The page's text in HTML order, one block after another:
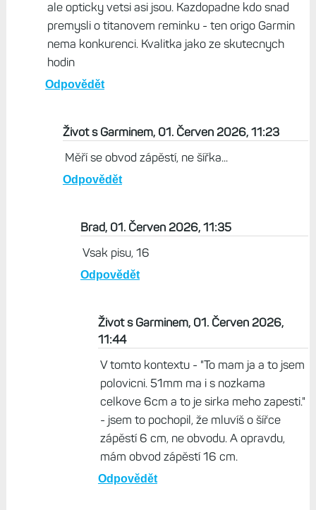
ale opticky vetsi asi jsou. Kazdopadne kdo snad
premysli o titanovem reminku - ten origo Garmin
nema konkurenci. Kvalitka jako ze skutecnych
hodin
Odpovědět
Život s Garminem, 01. Červen 2026, 11:23
Měří se obvod zápěstí, ne šířka...
Odpovědět
Brad, 01. Červen 2026, 11:35
Vsak pisu, 16
Odpovědět
Život s Garminem, 01. Červen 2026,
11:44
V tomto kontextu - "To mam ja a to jsem
polovicni. 51mm ma i s nozkama
celkove 6cm a to je sirka meho zapesti."
- jsem to pochopil, že mluvíš o šířce
zápěstí 6 cm, ne obvodu. A opravdu,
mám obvod zápěstí 16 cm.
Odpovědět